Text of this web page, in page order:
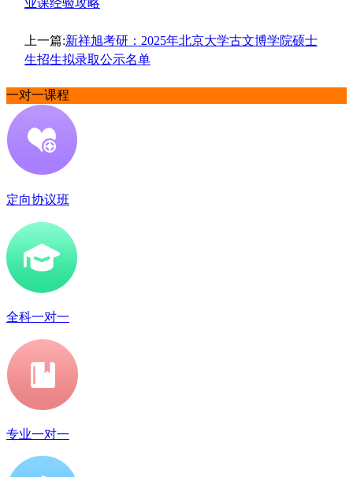
业课经验攻略
上一篇:新祥旭考研：2025年北京大学古文博学院硕士
生招生拟录取公示名单
一对一课程
定向协议班
全科一对一
专业一对一